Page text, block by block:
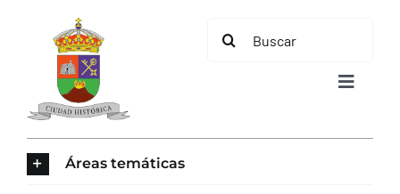
contenido
Buscar:
Toggle
Áreas temáticas